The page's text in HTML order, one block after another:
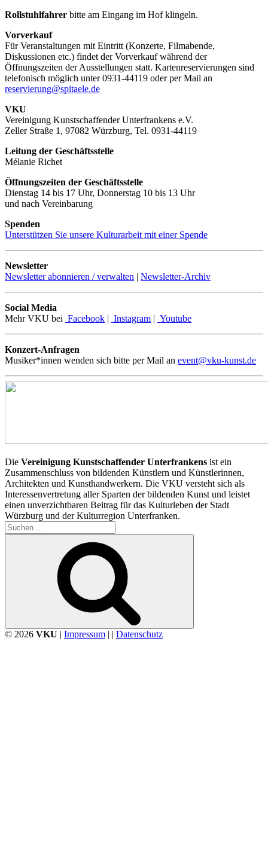
Rollstuhlfahrer bitte am Eingang im Hof klingeln.
Vorverkauf
Für Veranstaltungen mit Eintritt (Konzerte, Filmabende,
Diskussionen etc.) findet der Vorverkauf während der
Öffnungszeiten der Ausstellungen statt. Kartenreservierungen sind
telefonisch möglich unter 0931-44119 oder per Mail an
reservierung@spitaele.de
VKU
Vereinigung Kunstschaffender Unterfrankens e.V.
Zeller Straße 1, 97082 Würzburg, Tel. 0931-44119
Leitung der Geschäftsstelle
Mélanie Richet
Öffnungszeiten der Geschäftsstelle
Dienstag 14 bis 17 Uhr, Donnerstag 10 bis 13 Uhr
und nach Vereinbarung
Spenden
Unterstützen Sie unsere Kulturarbeit mit einer Spende
Newsletter
Newsletter abonnieren / verwalten | Newsletter-Archiv
Social Media
Mehr VKU bei Facebook | Instagram | Youtube
Konzert-Anfragen
Musiker*innen wenden sich bitte per Mail an event@vku-kunst.de
Die Vereinigung Kunstschaffender Unterfrankens ist ein
Zusammenschluss von bildenden Künstlern und Künstlerinnen,
Architekten und Kunsthandwerkern. Die VKU versteht sich als
Interessenvertretung aller Sparten der bildenden Kunst und leistet
einen unverzichtbaren Beitrag für das Kulturleben der Stadt
Würzburg und der Kulturregion Unterfranken.
Suchen
nach:
© 2026 VKU | Impressum | | Datenschutz